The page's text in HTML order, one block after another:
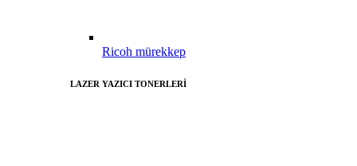
Ricoh mürekkep
LAZER YAZICI TONERLERİ